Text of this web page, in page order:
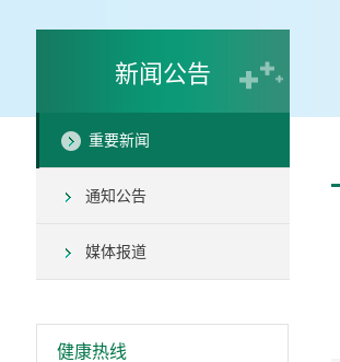
新闻公告
重要新闻
通知公告
媒体报道
健康热线